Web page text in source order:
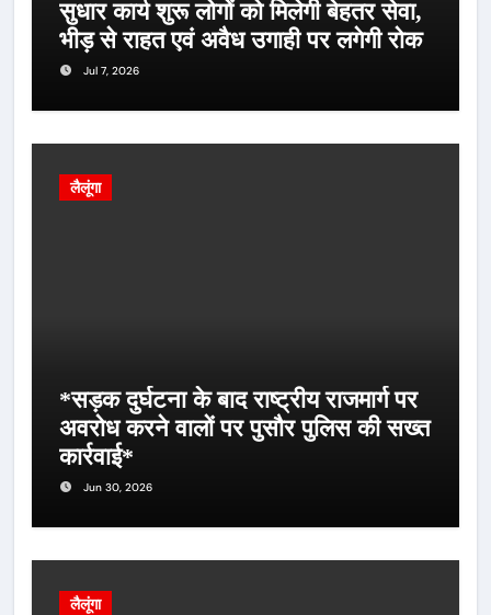
सुधार कार्य शुरू लोगों को मिलेगी बेहतर सेवा,
भीड़ से राहत एवं अवैध उगाही पर लगेगी रोक
Jul 7, 2026
लैलूंगा
*सड़क दुर्घटना के बाद राष्ट्रीय राजमार्ग पर
अवरोध करने वालों पर पुसौर पुलिस की सख्त
कार्रवाई*
Jun 30, 2026
लैलूंगा